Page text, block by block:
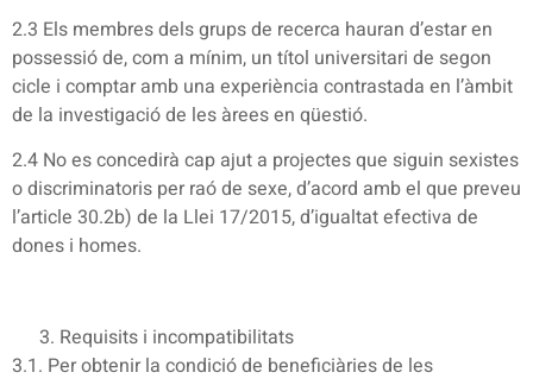
2.3 Els membres dels grups de recerca hauran d’estar en
possessió de, com a mínim, un títol universitari de segon
cicle i comptar amb una experiència contrastada en l’àmbit
de la investigació de les àrees en qüestió.
2.4 No es concedirà cap ajut a projectes que siguin sexistes
o discriminatoris per raó de sexe, d’acord amb el que preveu
l’article 30.2b) de la Llei 17/2015, d’igualtat efectiva de
dones i homes.
Requisits i incompatibilitats
3.1. Per obtenir la condició de beneficiàries de les